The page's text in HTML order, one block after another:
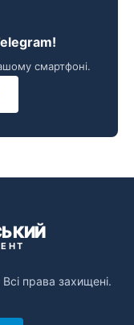
смартфоні.
права захищені.